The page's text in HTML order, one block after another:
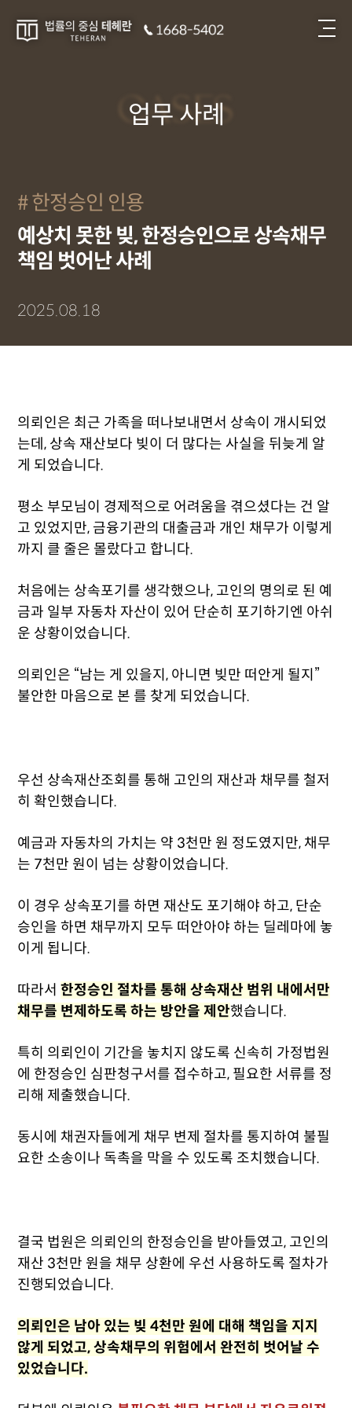
CASES
업무 사례
한정승인 인용
예상치 못한 빚, 한정승인으로 상속채무
책임 벗어난 사례
2025.08.18
의뢰인은 최근 가족을 떠나보내면서 상속이 개시되었
는데, 상속 재산보다 빚이 더 많다는 사실을 뒤늦게 알
게 되었습니다.
평소 부모님이 경제적으로 어려움을 겪으셨다는 건 알
고 있었지만, 금융기관의 대출금과 개인 채무가 이렇게
까지 클 줄은 몰랐다고 합니다.
처음에는 상속포기를 생각했으나, 고인의 명의로 된 예
금과 일부 자동차 자산이 있어 단순히 포기하기엔 아쉬
운 상황이었습니다.
의뢰인은 “남는 게 있을지, 아니면 빚만 떠안게 될지”
불안한 마음으로 본 를 찾게 되었습니다.
우선 상속재산조회를 통해 고인의 재산과 채무를 철저
히 확인했습니다.
예금과 자동차의 가치는 약 3천만 원 정도였지만, 채무
는 7천만 원이 넘는 상황이었습니다.
이 경우 상속포기를 하면 재산도 포기해야 하고, 단순
승인을 하면 채무까지 모두 떠안아야 하는 딜레마에 놓
이게 됩니다.
따라서한정승인 절차를 통해 상속재산 범위 내에서만
채무를 변제하도록 하는 방안을 제안했습니다.
특히 의뢰인이 기간을 놓치지 않도록 신속히 가정법원
에 한정승인 심판청구서를 접수하고, 필요한 서류를 정
리해 제출했습니다.
동시에 채권자들에게 채무 변제 절차를 통지하여 불필
요한 소송이나 독촉을 막을 수 있도록 조치했습니다.
결국 법원은 의뢰인의 한정승인을 받아들였고, 고인의
재산 3천만 원을 채무 상환에 우선 사용하도록 절차가
진행되었습니다.
의뢰인은 남아 있는 빚 4천만 원에 대해 책임을 지지
않게 되었고, 상속채무의 위험에서 완전히 벗어날 수
있었습니다.